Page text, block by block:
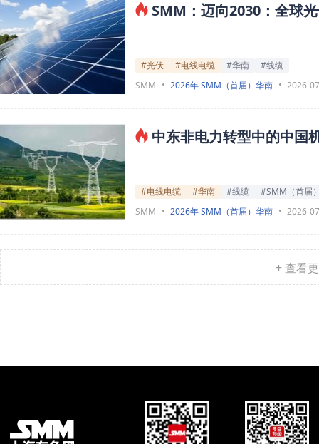
SMM：迈向2030：全球
#光伏 #电线电缆 #华南
#线缆
SMM
2026年 SMM（首届）华南 2026-
中东非电力转型中的中国
#电线电缆 #华南 #线缆
#SMM（首届
SMM
2026年 SMM（首届）华南 2026-
+ 查看